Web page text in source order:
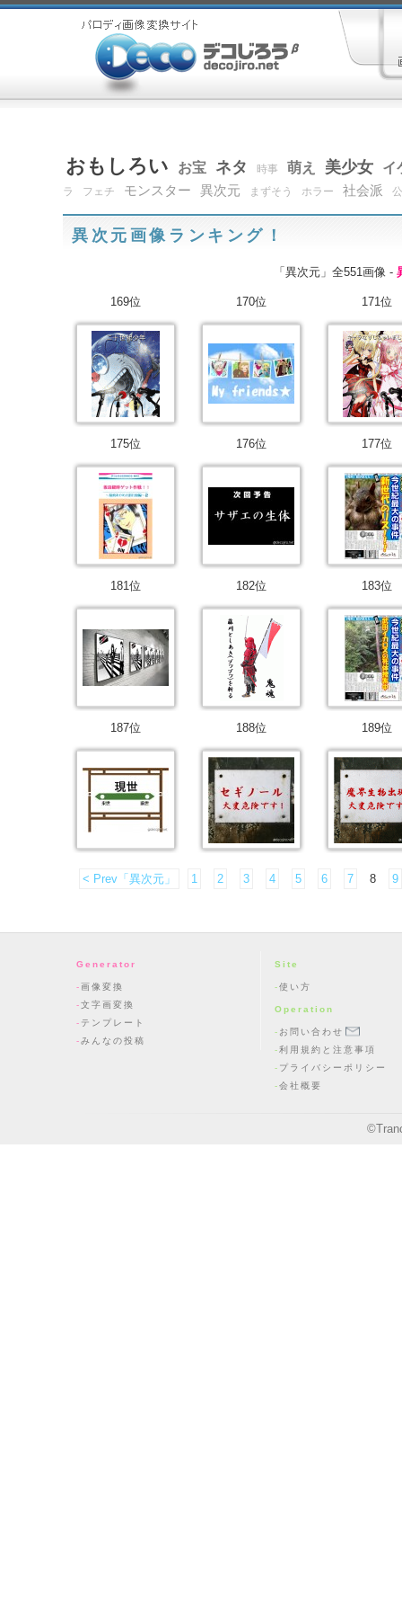
おもしろい お宝 ネタ 時事 萌え 美少女 イ
ラ フェチ モンスター 異次元 まずそう ホラー 社会派
異次元画像ランキング！
「異次元」全551画像 -
169位 170位 171位
175位 176位 177位
181位 182位 183位
187位 188位 189位
< Prev「異次元」 1 2 3 4 5 6 7 8 9
Generator
画像変換
文字画変換
テンプレート
みんなの投稿
Site
使い方
Operation
お問い合わせ
利用規約と注意事項
プライバシーポリシー
会社概要
©